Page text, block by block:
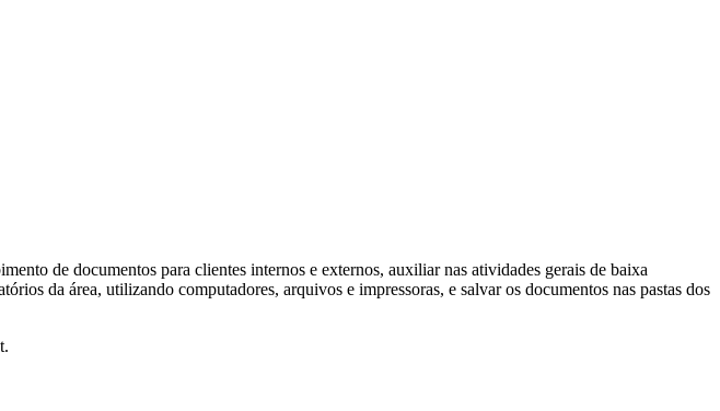
de documentos para clientes internos e externos, auxiliar nas atividades gerais de baixa
da área, utilizando computadores, arquivos e impressoras, e salvar os documentos nas pastas dos